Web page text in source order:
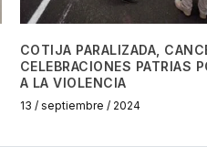
COTIJA PARALIZADA,
CELEBRACIONES PATRIAS
A LA VIOLENCIA
13 / septiembre / 2024